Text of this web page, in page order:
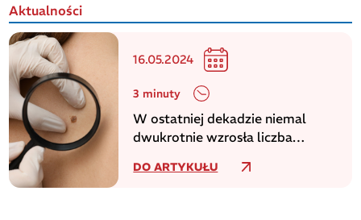
Aktualności
16.05.2024
3 minuty
W ostatniej dekadzie niemal
dwukrotnie wzrosła liczba
DO ARTYKUŁU